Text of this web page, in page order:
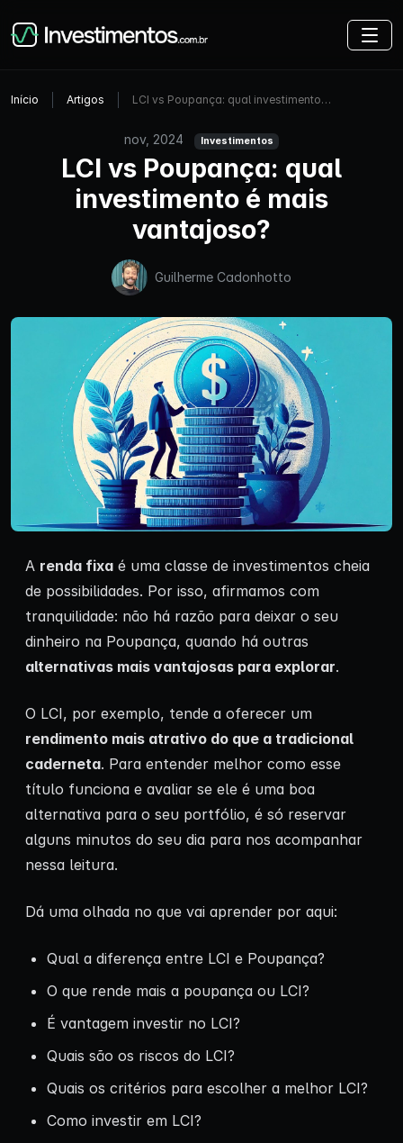
Início Artigos LCI vs Poupança: qual investimento…
nov, 2024 Investimentos
LCI vs Poupança: qual
investimento é mais
vantajoso?
Guilherme Cadonhotto
A renda fixa é uma classe de investimentos cheia
de possibilidades. Por isso, afirmamos com
tranquilidade: não há razão para deixar o seu
dinheiro na Poupança, quando há outras
alternativas mais vantajosas para explorar.
O LCI, por exemplo, tende a oferecer um
rendimento mais atrativo do que a tradicional
caderneta. Para entender melhor como esse
título funciona e avaliar se ele é uma boa
alternativa para o seu portfólio, é só reservar
alguns minutos do seu dia para nos acompanhar
nessa leitura.
Dá uma olhada no que vai aprender por aqui:
Qual a diferença entre LCI e Poupança?
O que rende mais a poupança ou LCI?
É vantagem investir no LCI?
Quais são os riscos do LCI?
Quais os critérios para escolher a melhor LCI?
Como investir em LCI?